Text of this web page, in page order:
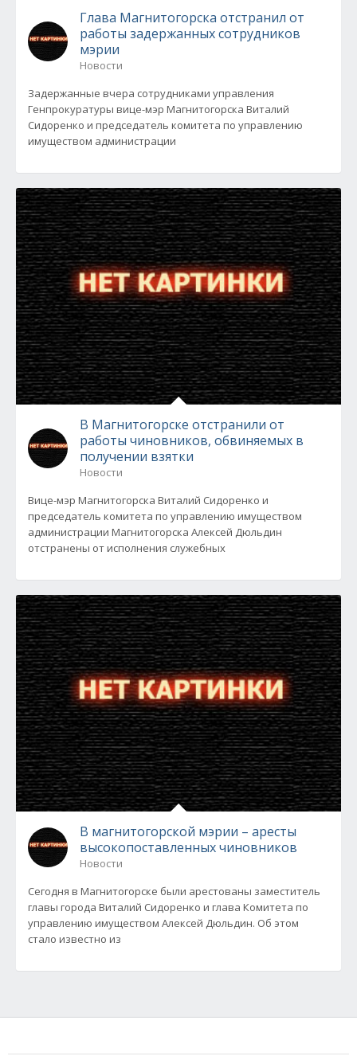
Глава Магнитогорска отстранил от
работы задержанных сотрудников
мэрии
Новости
Задержанные вчера сотрудниками управления
Генпрокуратуры вице-мэр Магнитогорска Виталий
Сидоренко и председатель комитета по управлению
имуществом администрации
В Магнитогорске отстранили от
работы чиновников, обвиняемых в
получении взятки
Новости
Вице-мэр Магнитогорска Виталий Сидоренко и
председатель комитета по управлению имуществом
администрации Магнитогорска Алексей Дюльдин
отстранены от исполнения служебных
В магнитогорской мэрии – аресты
высокопоставленных чиновников
Новости
Сегодня в Магнитогорске были арестованы заместитель
главы города Виталий Сидоренко и глава Комитета по
управлению имуществом Алексей Дюльдин. Об этом
стало известно из